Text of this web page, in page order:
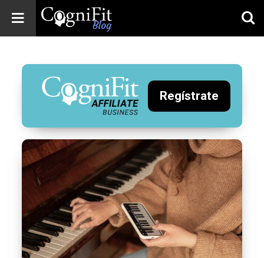
Blog: Brain
Health
News
Brain Training,
Mental Health, and
Wellness
Regístrate